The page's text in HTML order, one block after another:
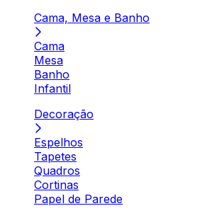
Cama, Mesa e Banho
Cama
Mesa
Banho
Infantil
Decoração
Espelhos
Tapetes
Quadros
Cortinas
Papel de Parede